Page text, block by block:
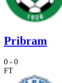
Pribram
0 - 0
FT